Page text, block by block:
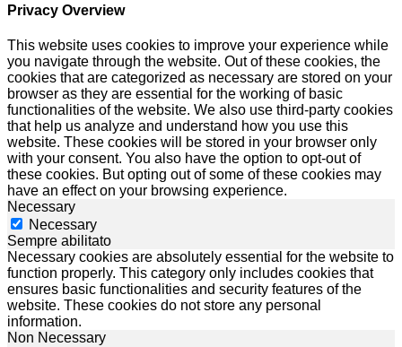
Privacy Overview
This website uses cookies to improve your experience while
you navigate through the website. Out of these cookies, the
cookies that are categorized as necessary are stored on your
browser as they are essential for the working of basic
functionalities of the website. We also use third-party cookies
that help us analyze and understand how you use this
website. These cookies will be stored in your browser only
with your consent. You also have the option to opt-out of
these cookies. But opting out of some of these cookies may
have an effect on your browsing experience.
Necessary
Necessary
Sempre abilitato
Necessary cookies are absolutely essential for the website to
function properly. This category only includes cookies that
ensures basic functionalities and security features of the
website. These cookies do not store any personal
information.
Non Necessary